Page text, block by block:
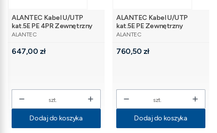
ALANTEC Kabel U/UTP
kat.5E PE 4PR Zewnętrzny
Suchy 305m
PRODUCENT
ALANTEC
Cena
647,00 zł
szt.
Dodaj do koszyka
ALANTEC Kabel U/UTP
kat.5E PE Zewnętrzny
Żelowany 305m
PRODUCENT
ALANTEC
Cena
760,50 zł
szt.
Dodaj do koszyka